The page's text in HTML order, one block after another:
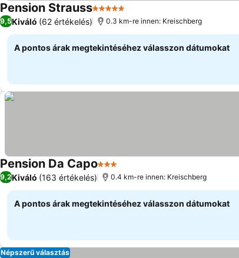
Pension Strauss5 Kategória
9,5Kiváló (62 értékelés) 0.3 km-re innen: Kreischberg
A pontos árak megtekintéséhez válasszon dátumokat
Pension Da Capo3 Kategória
9,2Kiváló (163 értékelés) 0.4 km-re innen: Kreischberg
A pontos árak megtekintéséhez válasszon dátumokat
Népszerű választás